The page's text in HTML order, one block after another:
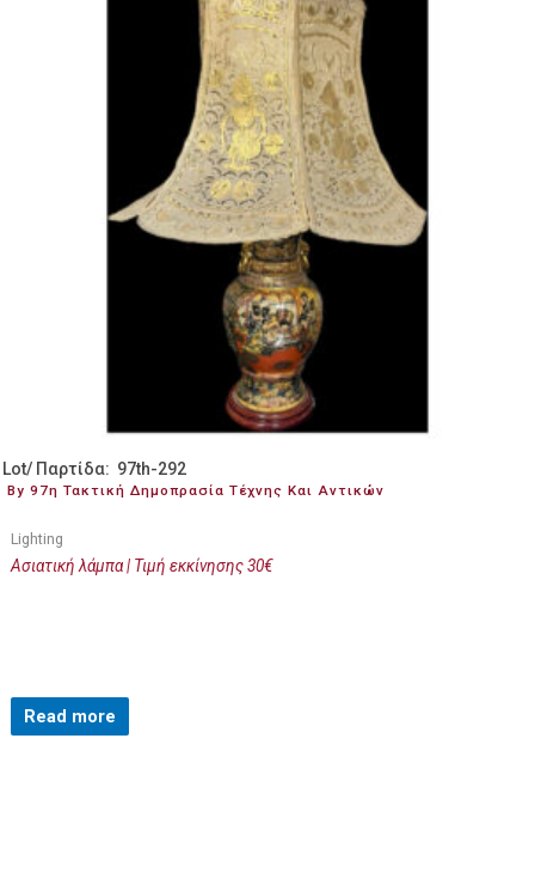
Lot/ Παρτίδα: 97th-292
By 97η Τακτική Δημοπρασία Τέχνης Και Αντικών
Lighting
Ασιατική λάμπα | Τιμή εκκίνησης 30€
Read more